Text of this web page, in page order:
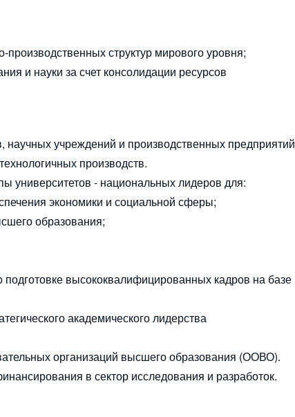
структур мирового уровня;
и науки за счет консолидации ресурсов
учреждений и производственных предприятий
производств.
университетов - национальных лидеров для:
экономики и социальной сферы;
образования;
высококвалифицированных кадров на базе
академического лидерства
организаций высшего образования (ООВО).
в сектор исследования и разработок.